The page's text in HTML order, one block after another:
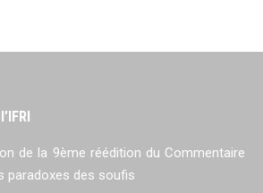
de la 9ème réédition du Commentaire
paradoxes des soufis